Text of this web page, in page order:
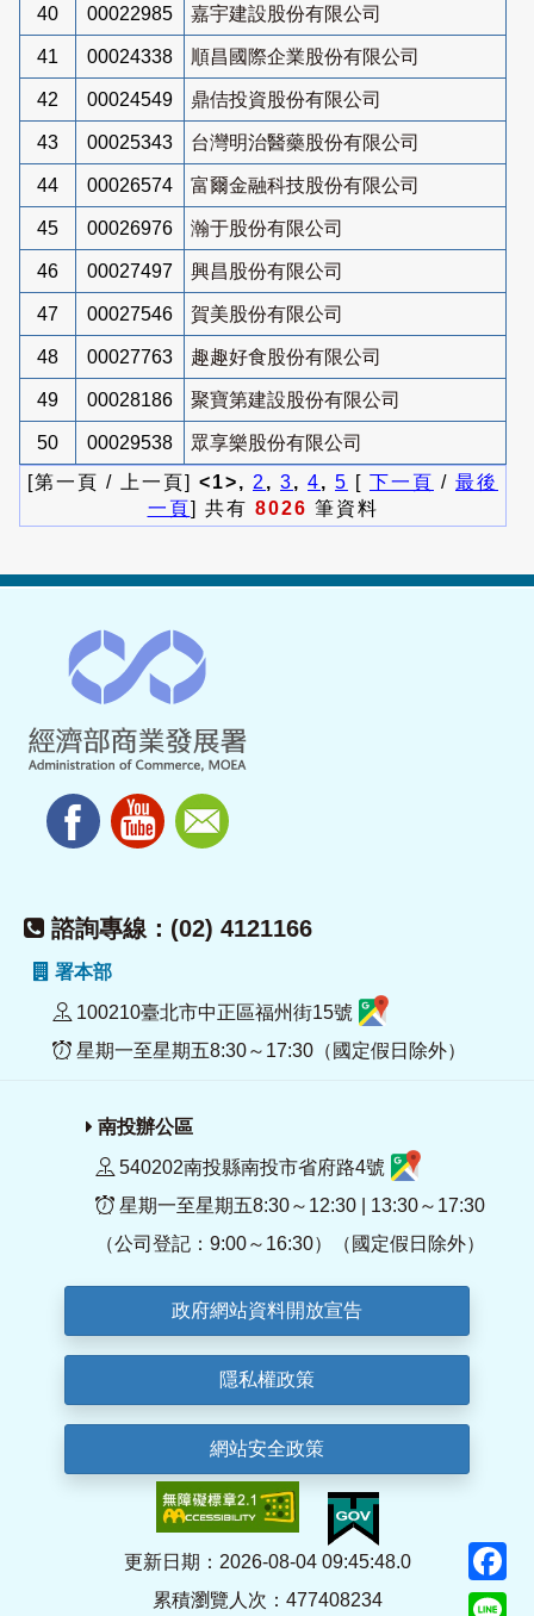
40 00022985 嘉宇建設股份有限公司
41 00024338 順昌國際企業股份有限公司
42 00024549 鼎佶投資股份有限公司
43 00025343 台灣明治醫藥股份有限公司
44 00026574 富爾金融科技股份有限公司
45 00026976 瀚于股份有限公司
46 00027497 興昌股份有限公司
47 00027546 賀美股份有限公司
48 00027763 趣趣好食股份有限公司
49 00028186 聚寶第建設股份有限公司
50 00029538
眾享樂股份有限公司
[第一頁 / 上一頁] <1>, 2 , 3, 4, 5 [ 下一頁 / 最後
一頁] 共有 8026 筆資料
諮詢專線：(02) 4121166
署本部
100210臺北市中正區福州街15號
星期一至星期五8:30～17:30（國定假日除外）
南投辦公區
540202南投縣南投市省府路4號
星期一至星期五8:30～12:30 | 13:30～17:30
（公司登記：9:00～16:30）（國定假日除外）
政府網站資料開放宣告
隱私權政策
網站安全政策
更新日期：2026-08-04 09:45:48.0
累積瀏覽人次：477408234